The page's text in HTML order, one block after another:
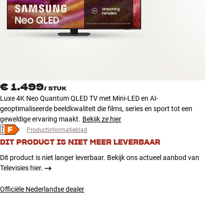
Accessoires
INSPIRATIE
NIEUW
AANBIEDINGEN
Winkels
Klantenservice
Inloggen
Klantenservice
€ 1.499/ STUK
Luxe 4K Neo Quantum QLED TV met Mini-LED en AI-
geoptimaliseerde beeldkwaliteit die films, series en sport tot een
geweldige ervaring maakt. Bekijk ze hier
Productinformatieblad
DIT PRODUCT IS NIET MEER LEVERBAAR
Dit product is niet langer leverbaar. Bekijk ons actueel aanbod van
Televisies hier.
Officiële Nederlandse dealer